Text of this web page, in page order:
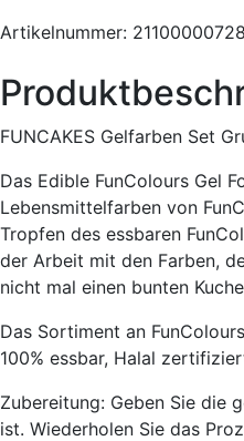
Artikelnummer:
FUNCAKES Gelfarben Set
Das Edible FunColours Gel
Lebensmittelfarben von
Tropfen des essbaren
der Arbeit mit den Farben,
nicht mal einen bunten
Das Sortiment an
100% essbar, Halal
Zubereitung: Geben Sie die
ist. Wiederholen Sie das